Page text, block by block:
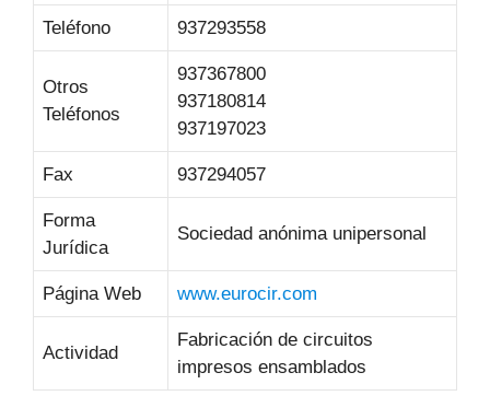
Teléfono 937293558
Otros
Teléfonos
937367800
937180814
937197023
Fax 937294057
Forma
Jurídica
Sociedad anónima unipersonal
Página Web www.eurocir.com
Actividad
Fabricación de circuitos
impresos ensamblados